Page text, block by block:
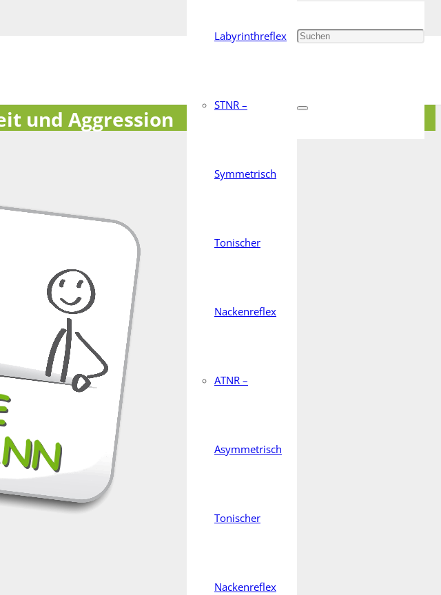
Labyrinthreflex
STNR –
Symmetrisch
Tonischer
Nackenreflex
ATNR –
Asymmetrisch
Tonischer
Nackenreflex
und Aggression